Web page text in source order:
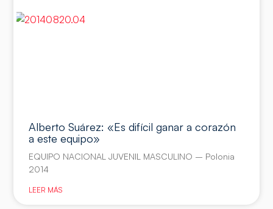
Alberto Suárez: «Es difícil ganar a corazón
a este equipo»
EQUIPO NACIONAL JUVENIL MASCULINO – Polonia
2014
LEER MÁS